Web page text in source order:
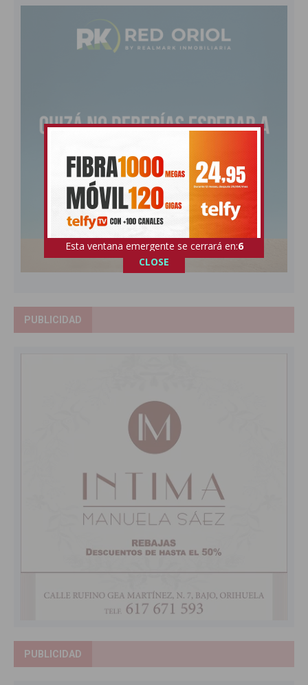
PUBLICIDAD
PUBLICIDAD
Esta ventana emergente se cerrará en:5
CLOSE